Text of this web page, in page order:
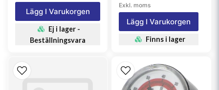
Lägg I Varukorgen
Ej i lager -
Beställningsvara
Exkl. moms
Lägg I Varukorgen
Finns i lager